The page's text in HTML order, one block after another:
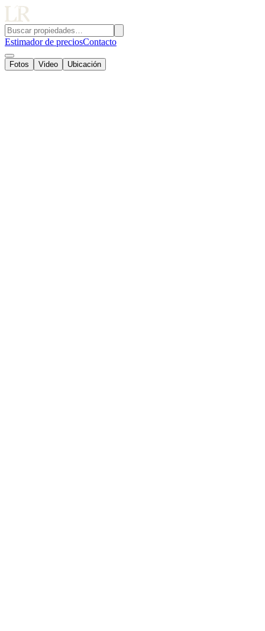
Estimador de preciosContacto
Fotos Video Ubicación